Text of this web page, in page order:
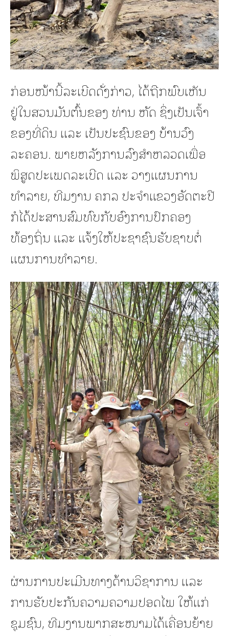
ກ່ອນໜ້ານີ້ລະເບີດດັ່ງກ່າວ, ໄດ້ຖືກພົບເຫັນ
ຢູ່ໃນສວນມັນຕົ້ນຂອງ ທ່ານ ຫັດ ຊຶ່ງເປັນເຈົ້າ
ຂອງທີ່ດິນ ແລະ ເປັນປະຊົນຂອງ ບ້ານວົງ
ລະຄອນ. ພາຍຫລັງການລົງສຳຫລວດເພື່ອ
ພິສູດປະເພດລະເບີດ ແລະ ວາງແຜນການ
ທຳລາຍ, ທີມງານ ຄກລ ປະຈໍາແຂວງອັດຕະປື
ກໍໄດ້ປະສານສົມທົບກັບອົງການປົກຄອງ
ທ້ອງຖິ່ນ ແລະ ແຈ້ງໃຫ້ປະຊາຊົນຮັບຊາບຕໍ່
ແຜນການທຳລາຍ.
ຜ່ານການປະເມີນທາງດ້ານວິຊາການ ແລະ
ການຮັບປະກັນຄວາມຄວາມປອດໄພ ໃຫ້ແກ່
ຊຸມຊົນ, ທີມງານພາກສະໜາມໄດ້ເຄື່ອນຍ້າຍ